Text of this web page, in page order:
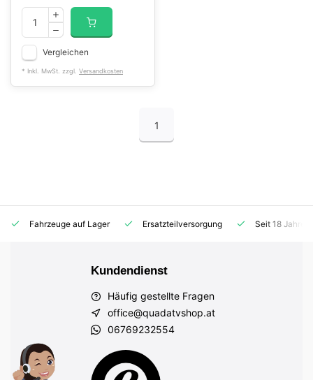
Vergleichen
* Inkl. MwSt. zzgl. Versandkosten
1
Fahrzeuge auf Lager Ersatzteilversorgung Seit 18
Kundendienst
Häufig gestellte Fragen
office@quadatvshop.at
06769232554